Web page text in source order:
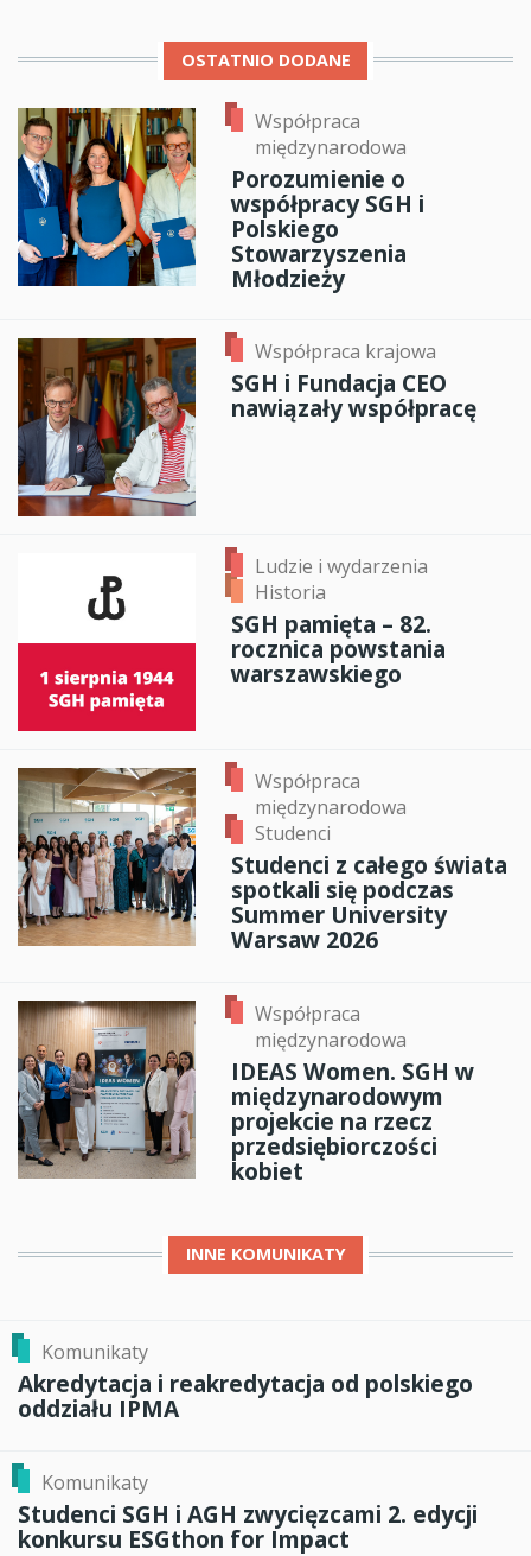
OSTATNIO DODANE
Współpraca
międzynarodowa
Porozumienie o
współpracy SGH i
Polskiego
Stowarzyszenia
Młodzieży
Współpraca krajowa
SGH i Fundacja CEO
nawiązały współpracę
Ludzie i wydarzenia
Historia
SGH pamięta – 82.
rocznica powstania
warszawskiego
Współpraca
międzynarodowa
Studenci
Studenci z całego świata
spotkali się podczas
Summer University
Warsaw 2026
Współpraca
międzynarodowa
IDEAS Women. SGH w
międzynarodowym
projekcie na rzecz
przedsiębiorczości
kobiet
INNE KOMUNIKATY
Komunikaty
Akredytacja i reakredytacja od polskiego
oddziału IPMA
Komunikaty
Studenci SGH i AGH zwycięzcami 2. edycji
konkursu ESGthon for Impact